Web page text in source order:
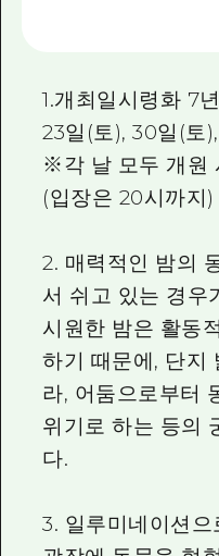
1.개최일시령화 7
23일(토), 30일(토
※각 날 모두 개원
(입장은 20시까지)
2. 매력적인 밤의
서 쉬고 있는 경우
시원한 밤은 활동
하기 때문에, 단지
라, 어둠으로부터
위기로 하는 등의
다.
3. 일루미네이션